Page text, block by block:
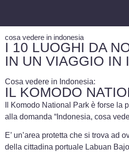
cosa vedere in indonesia
I 10 LUOGHI DA
IN UN VIAGGIO IN
Cosa vedere in Indonesia:
IL KOMODO
Il Komodo National Park è forse la
alla domanda “Indonesia, cosa
E’ un’area protetta che si trova ad
della cittadina portuale Labuan